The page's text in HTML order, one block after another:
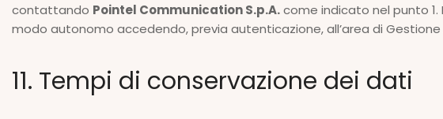
contattando Pointel Communication S.p.A.come indicato nel punto
modo autonomo accedendo, previa autenticazione, all’area di
11. Tempi di conservazione dei dati